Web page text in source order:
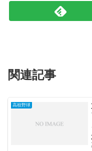
関連記事
高校野球